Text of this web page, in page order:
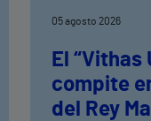
05 agosto 2026
El “Vithas
compite
del Rey